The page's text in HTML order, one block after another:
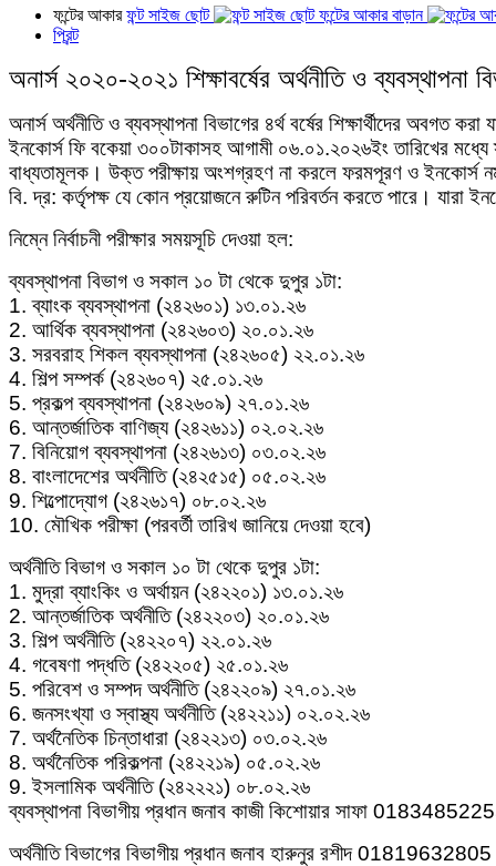
ফন্টের আকার ফন্ট সাইজ ছোট
ফন্টের আকার বাড়ান
প্রিন্ট
অনার্স ২০২০-২০২১ শিক্ষাবর্ষের অর্থনীতি ও ব্যবস্থাপনা
অনার্স অর্থনীতি ও ব্যবস্থাপনা বিভাগের ৪র্থ বর্ষের শিক্ষার্থীদের অবগত
ইনকোর্স ফি বকেয়া ৩০০টাকাসহ আগামী ০৬.০১.২০২৬ইং তারিখের মধ্যে
বাধ্যতামূলক। উক্ত পরীক্ষায় অংশগ্রহণ না করলে ফরমপূরণ ও ইনকোর্স
বি. দ্র: কর্তৃপক্ষ যে কোন প্রয়োজনে রুটিন পরিবর্তন করতে পারে। যারা
নিম্নে নির্বাচনী পরীক্ষার সময়সূচি দেওয়া হল:
ব্যবস্থাপনা বিভাগ ও সকাল ১০ টা থেকে দুপুর ১টা:
1. ব্যাংক ব্যবস্থাপনা (২৪২৬০১) ১৩.০১.২৬
2. আর্থিক ব্যবস্থাপনা (২৪২৬০৩) ২০.০১.২৬
3. সরবরাহ শিকল ব্যবস্থাপনা (২৪২৬০৫) ২২.০১.২৬
4. শিল্প সম্পর্ক (২৪২৬০৭) ২৫.০১.২৬
5. প্রকল্প ব্যবস্থাপনা (২৪২৬০৯) ২৭.০১.২৬
6. আন্তর্জাতিক বাণিজ্য (২৪২৬১১) ০২.০২.২৬
7. বিনিয়োগ ব্যবস্থাপনা (২৪২৬১৩) ০৩.০২.২৬
8. বাংলাদেশের অর্থনীতি (২৪২৫১৫) ০৫.০২.২৬
9. শিল্পোদ্যোগ (২৪২৬১৭) ০৮.০২.২৬
10. মৌখিক পরীক্ষা (পরবর্তী তারিখ জানিয়ে দেওয়া হবে)
অর্থনীতি বিভাগ ও সকাল ১০ টা থেকে দুপুর ১টা:
1. মুদ্রা ব্যাংকিং ও অর্থায়ন (২৪২২০১) ১৩.০১.২৬
2. আন্তর্জাতিক অর্থনীতি (২৪২২০৩) ২০.০১.২৬
3. শিল্প অর্থনীতি (২৪২২০৭) ২২.০১.২৬
4. গবেষণা পদ্ধতি (২৪২২০৫) ২৫.০১.২৬
5. পরিবেশ ও সম্পদ অর্থনীতি (২৪২২০৯) ২৭.০১.২৬
6. জনসংখ্যা ও স্বাস্থ্য অর্থনীতি (২৪২২১১) ০২.০২.২৬
7. অর্থনৈতিক চিন্তাধারা (২৪২২১৩) ০৩.০২.২৬
8. অর্থনৈতিক পরিকল্পনা (২৪২২১৯) ০৫.০২.২৬
9. ইসলামিক অর্থনীতি (২৪২২২১) ০৮.০২.২৬
ব্যবস্থাপনা বিভাগীয় প্রধান জনাব কাজী কিশোয়ার সাফা
অর্থনীতি বিভাগের বিভাগীয় প্রধান জনাব হারুনুর রশীদ 01819632805